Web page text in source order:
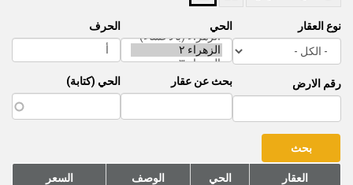
نوع العقار
رقم الارض
الحي
بحث عن عقار
الحرف
الحي (كتابة)
العقار الحي الوصف السعر